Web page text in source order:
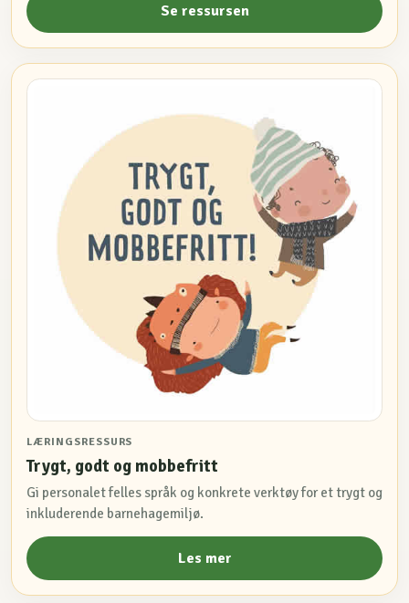
Se ressursen
LÆRINGSRESSURS
Trygt, godt og mobbefritt
Gi personalet felles språk og konkrete verktøy for et trygt og
inkluderende barnehagemiljø.
Les mer